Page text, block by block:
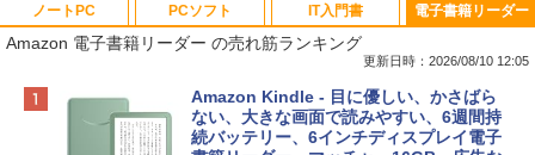
ノートPC
Apple 2026 MacBook Neo A18 Proチッ
プ搭載13インチノートブック：AIとAppl
e Intelligenceのために設計、Liquid Ret
PCソフト
Robloxギフトカード - 800 Robux 【限
定バーチャルアイテムを含む】 【オンラ
インゲームコード】 ロブロックス | オン
IT入門書
生成AIパスポート公式テキスト 第４版
￥1,766
電子書籍リーダー
Amazon 電子書籍リーダー の売れ筋ランキング
更新日時：2026/08/10 12:05
Amazon Kindle - 目に優しい、かさばら
ない、大きな画面で読みやすい、6週間持
続バッテリー、6インチディスプレイ電子